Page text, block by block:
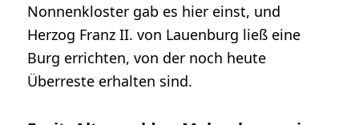
Nonnenkloster gab es hier einst, und
Herzog Franz II. von Lauenburg ließ eine
Burg errichten, von der noch heute
Überreste erhalten sind.